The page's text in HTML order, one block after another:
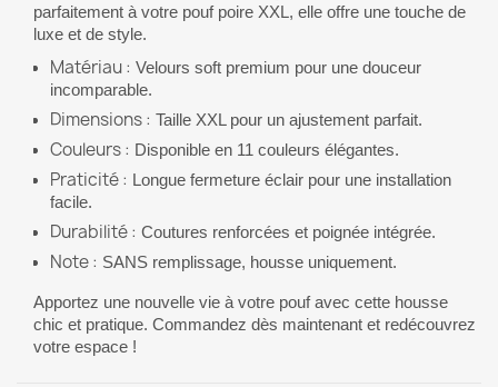
parfaitement à votre pouf poire XXL, elle offre une touche de
luxe et de style.
Matériau : Velours soft premium pour une douceur
incomparable.
Dimensions : Taille XXL pour un ajustement parfait.
Couleurs : Disponible en 11 couleurs élégantes.
Praticité : Longue fermeture éclair pour une installation
facile.
Durabilité : Coutures renforcées et poignée intégrée.
Note : SANS remplissage, housse uniquement.
Apportez une nouvelle vie à votre pouf avec cette housse
chic et pratique. Commandez dès maintenant et redécouvrez
votre espace !